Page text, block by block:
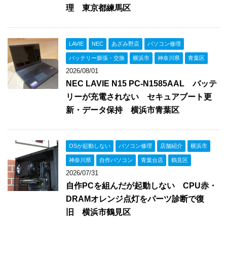
理 東京都練馬区
LAVIE NEC あざみ野店 パソコン修理
バッテリー膨張・交換 横浜市 神奈川県 青葉区
2026/08/01
NEC LAVIE N15 PC-N1585AAL バッテ
リーが充電されない セキュアブート更
新・データ保持 横浜市青葉区
OSが起動しない パソコン修理 店舗紹介 横浜市
神奈川県 自作パソコン 青葉台店 鶴見区
2026/07/31
自作PCを組んだが起動しない CPU赤・
DRAMオレンジ点灯をパーツ診断で復
旧 横浜市鶴見区